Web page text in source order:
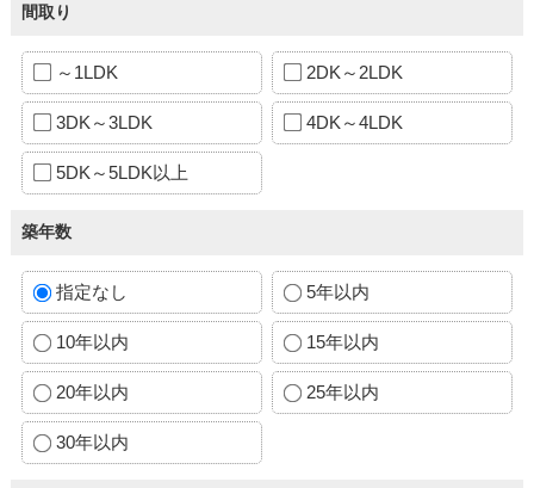
間取り
～1LDK 2DK～2LDK
3DK～3LDK 4DK～4LDK
5DK～5LDK以上
築年数
指定なし 5年以内
10年以内 15年以内
20年以内 25年以内
30年以内